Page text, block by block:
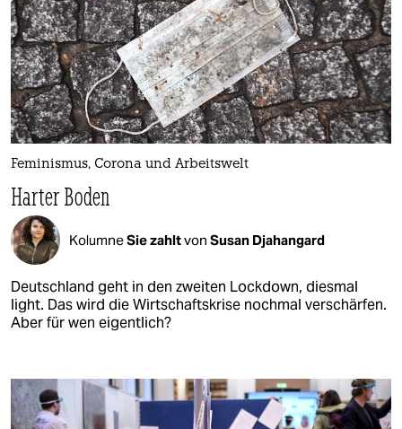
Feminismus, Corona und Arbeitswelt
Harter Boden
KolumneSie zahltvon Susan Djahangard
Deutschland geht in den zweiten Lockdown, diesmal
light. Das wird die Wirtschaftskrise nochmal verschärfen.
Aber für wen eigentlich?